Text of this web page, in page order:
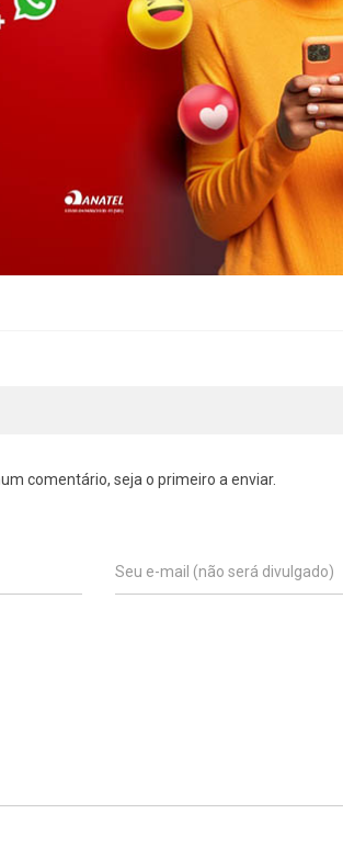
comentário, seja o primeiro a enviar.